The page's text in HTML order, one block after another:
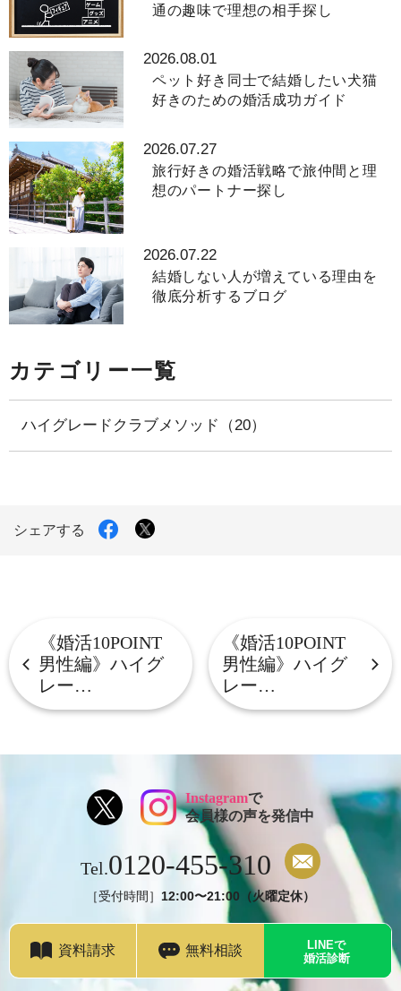
通の趣味で理想の相手探し
2026.08.01
ペット好き同士で結婚したい犬猫
好きのための婚活成功ガイド
2026.07.27
旅行好きの婚活戦略で旅仲間と理
想のパートナー探し
2026.07.22
結婚しない人が増えている理由を
徹底分析するブログ
カテゴリー一覧
ハイグレードクラブメソッド（20）
シェアする
Facebook
X
《婚活10POINT
男性編》ハイグ
レー…
《婚活10POINT
男性編》ハイグ
レー…
Instagramで
会員様の声を発信中
Tel.0120-455-310
［受付時間］ 12:00〜21:00（火曜定休）
資料請求 無料相談
LINEで
婚活診断